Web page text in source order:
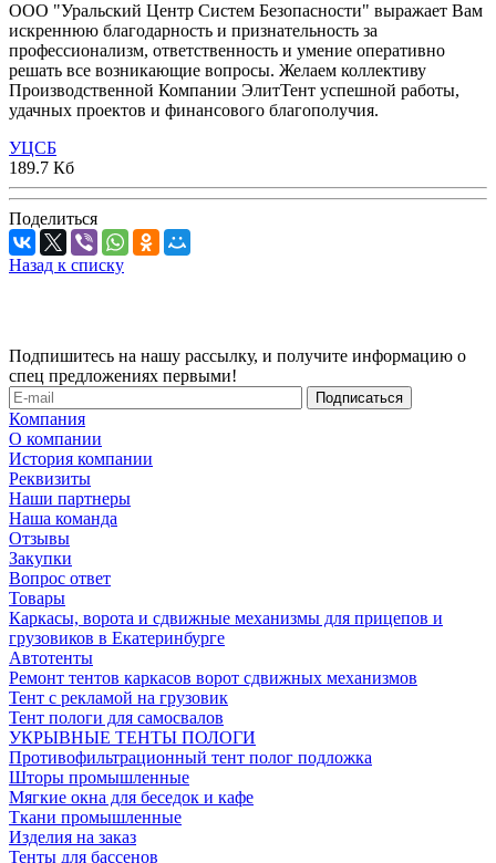
ООО "Уральский Центр Систем Безопасности" выражает Вам
искреннюю благодарность и признательность за
профессионализм, ответственность и умение оперативно
решать все возникающие вопросы. Желаем коллективу
Производственной Компании ЭлитТент успешной работы,
удачных проектов и финансового благополучия.
УЦСБ
189.7 Кб
Поделиться
Назад к списку
Подпишитесь на нашу рассылку, и получите информацию о
спец предложениях первыми!
Компания
О компании
История компании
Реквизиты
Наши партнеры
Наша команда
Отзывы
Закупки
Вопрос ответ
Товары
Каркасы, ворота и сдвижные механизмы для прицепов и
грузовиков в Екатеринбурге
Автотенты
Ремонт тентов каркасов ворот сдвижных механизмов
Тент с рекламой на грузовик
Тент пологи для самосвалов
УКРЫВНЫЕ ТЕНТЫ ПОЛОГИ
Противофильтрационный тент полог подложка
Шторы промышленные
Мягкие окна для беседок и кафе
Ткани промышленные
Изделия на заказ
Тенты для бассенов